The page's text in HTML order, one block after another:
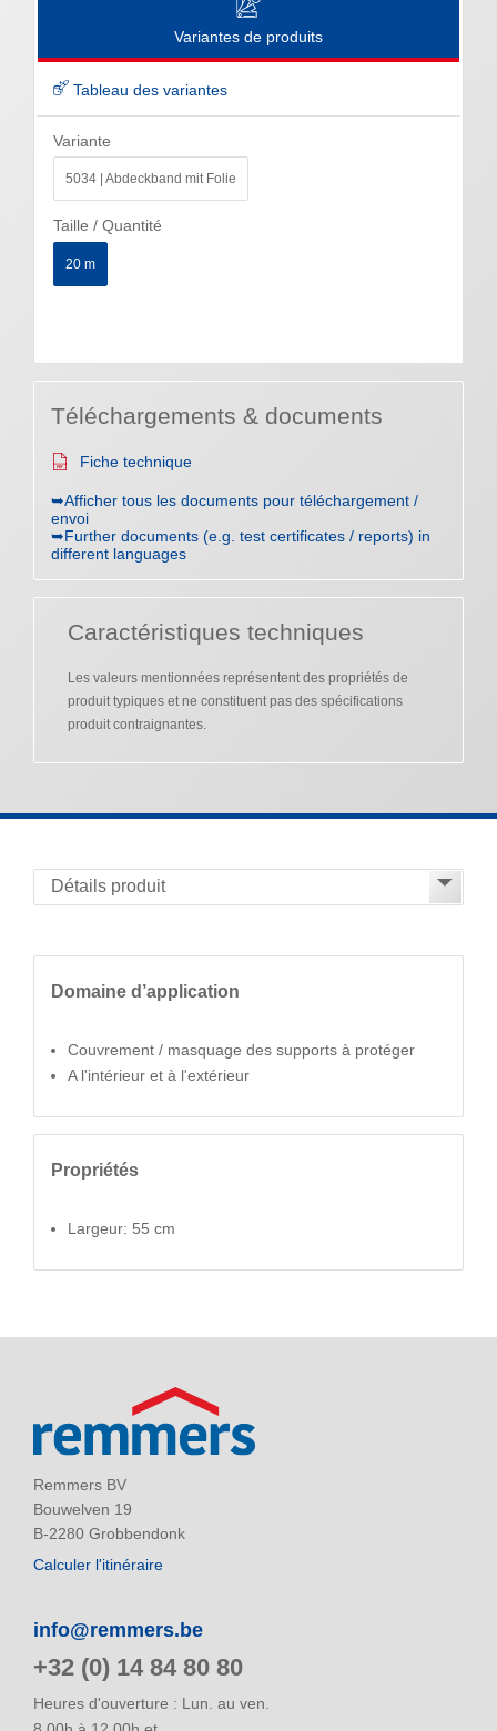
Variantes de produits
Tableau des variantes
Variante
5034 | Abdeckband mit Folie
Taille / Quantité
20 m
Téléchargements & documents
Fiche technique
➥Afficher tous les documents pour téléchargement /
envoi
➥Further documents (e.g. test certificates / reports) in
different languages
Caractéristiques techniques
Les valeurs mentionnées représentent des propriétés de
produit typiques et ne constituent pas des spécifications
produit contraignantes.
Domaine d’application
Couvrement / masquage des supports à protéger
A l'intérieur et à l'extérieur
Propriétés
Largeur: 55 cm
Remmers BV
Bouwelven 19
B-2280 Grobbendonk
Calculer l'itinéraire
info@remmers.be
+32 (0) 14 84 80 80
Heures d'ouverture : Lun. au ven.